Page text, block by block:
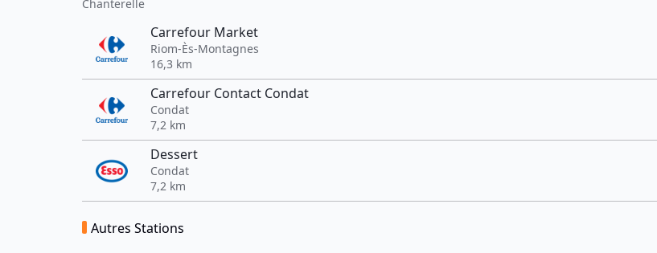
Chanterelle
Carrefour Market
Riom-Ès-Montagnes
16,3 km
Carrefour Contact Condat
Condat
7,2 km
Dessert
Condat
7,2 km
Autres Stations